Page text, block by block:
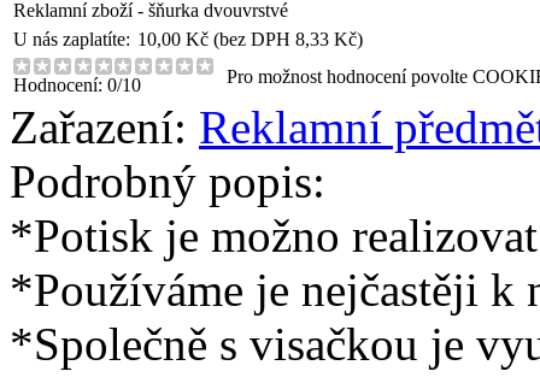
Reklamní zboží - šňurka dvouvrstvé
U nás zaplatíte: 10,00 Kč (bez DPH 8,33 Kč)
Hodnocení: 0/10 Pro možnost hodnocení povolte
Zařazení: Reklamní
Podrobný popis:
*Potisk je možno
*Používáme je nejčastěji
*Společně s visačkou je